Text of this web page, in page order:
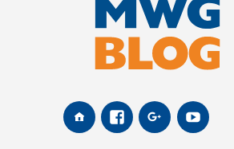
MWG-
Website
FacebookGoogle+Youtube